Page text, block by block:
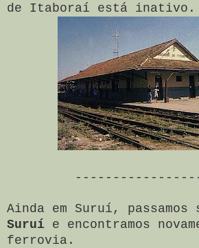
de Itaboraí está inativo.
Ainda em Suruí, passamos
Suruí e encontramos
ferrovia.